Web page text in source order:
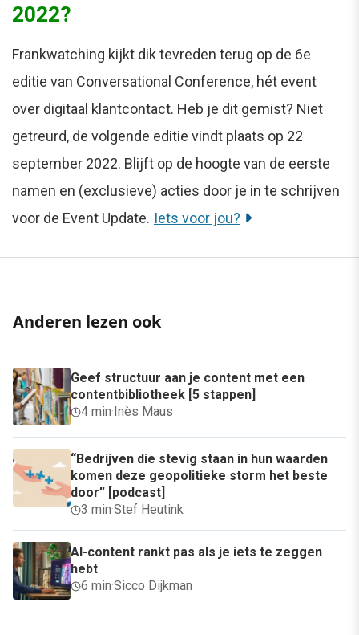
2022?
Frankwatching kijkt dik tevreden terug op de 6e
editie van Conversational Conference, hét event
over digitaal klantcontact. Heb je dit gemist? Niet
getreurd, de volgende editie vindt plaats op 22
september 2022. Blijft op de hoogte van de eerste
namen en (exclusieve) acties door je in te schrijven
voor de Event Update. Iets voor jou?
Anderen lezen ook
Geef structuur aan je content met een
contentbibliotheek [5 stappen]
4 min· Inès Maus
“Bedrijven die stevig staan in hun waarden
komen deze geopolitieke storm het beste
door” [podcast]
3 min·Stef Heutink
AI-content rankt pas als je iets te zeggen
hebt
6 min·Sicco Dijkman